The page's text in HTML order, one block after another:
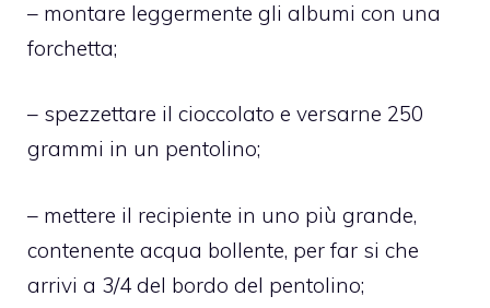
– montare leggermente gli albumi con una
forchetta;
– spezzettare il cioccolato e versarne 250
grammi in un pentolino;
– mettere il recipiente in uno più grande,
contenente acqua bollente, per far si che
arrivi a 3/4 del bordo del pentolino;